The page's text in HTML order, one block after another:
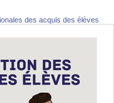
des acquis des élèves